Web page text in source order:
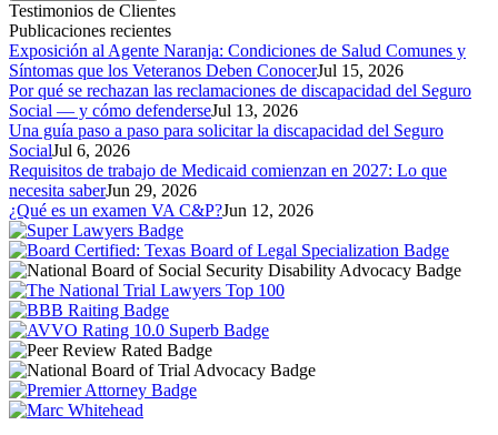
Testimonios de Clientes
Publicaciones recientes
Exposición al Agente Naranja: Condiciones de Salud Comunes y
Síntomas que los Veteranos Deben ConocerJul 15, 2026
Por qué se rechazan las reclamaciones de discapacidad del Seguro
Social — y cómo defenderseJul 13, 2026
Una guía paso a paso para solicitar la discapacidad del Seguro
SocialJul 6, 2026
Requisitos de trabajo de Medicaid comienzan en 2027: Lo que
necesita saberJun 29, 2026
¿Qué es un examen VA C&P?Jun 12, 2026